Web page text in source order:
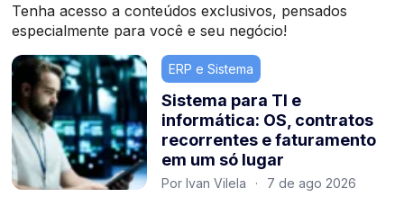
Tenha acesso a conteúdos exclusivos, pensados
especialmente para você e seu negócio!
ERP e Sistema
Sistema para TI e
informática: OS, contratos
recorrentes e faturamento
em um só lugar
Por Ivan Vilela · 7 de ago 2026